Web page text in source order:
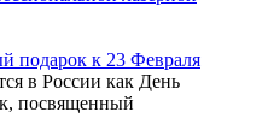
подарок к 23 Февраля
в России как День
посвященный